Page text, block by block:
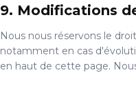
9. Modifications
Nous nous réservons le
notamment en cas
en haut de cette page.